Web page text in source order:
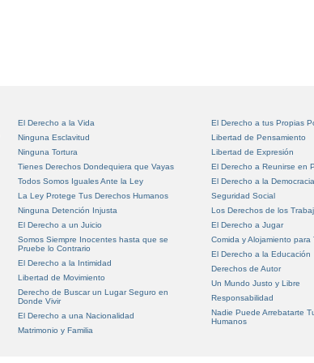
El Derecho a la Vida
Ninguna Esclavitud
Ninguna Tortura
Tienes Derechos Dondequiera que Vayas
Todos Somos Iguales Ante la Ley
La Ley Protege Tus Derechos Humanos
Ninguna Detención Injusta
El Derecho a un Juicio
Somos Siempre Inocentes hasta que se
Pruebe lo Contrario
El Derecho a la Intimidad
Libertad de Movimiento
Derecho de Buscar un Lugar Seguro en
Donde Vivir
El Derecho a una Nacionalidad
Matrimonio y Familia
El Derecho a tus Propias
Libertad de Pensamiento
Libertad de Expresión
El Derecho a Reunirse en
El Derecho a la Democracia
Seguridad Social
Los Derechos de los
El Derecho a Jugar
Comida y Alojamiento para
El Derecho a la Educación
Derechos de Autor
Un Mundo Justo y Libre
Responsabilidad
Nadie Puede Arrebatarte
Humanos